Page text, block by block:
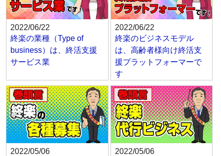
2022/06/22
終楽の業種（Type of
business）は、終活支援
サービス業
2022/06/22
終楽のビジネスモデル
は、高齢者様向け終活支
援プラットフォーマーで
す
2022/05/06
2022/05/06